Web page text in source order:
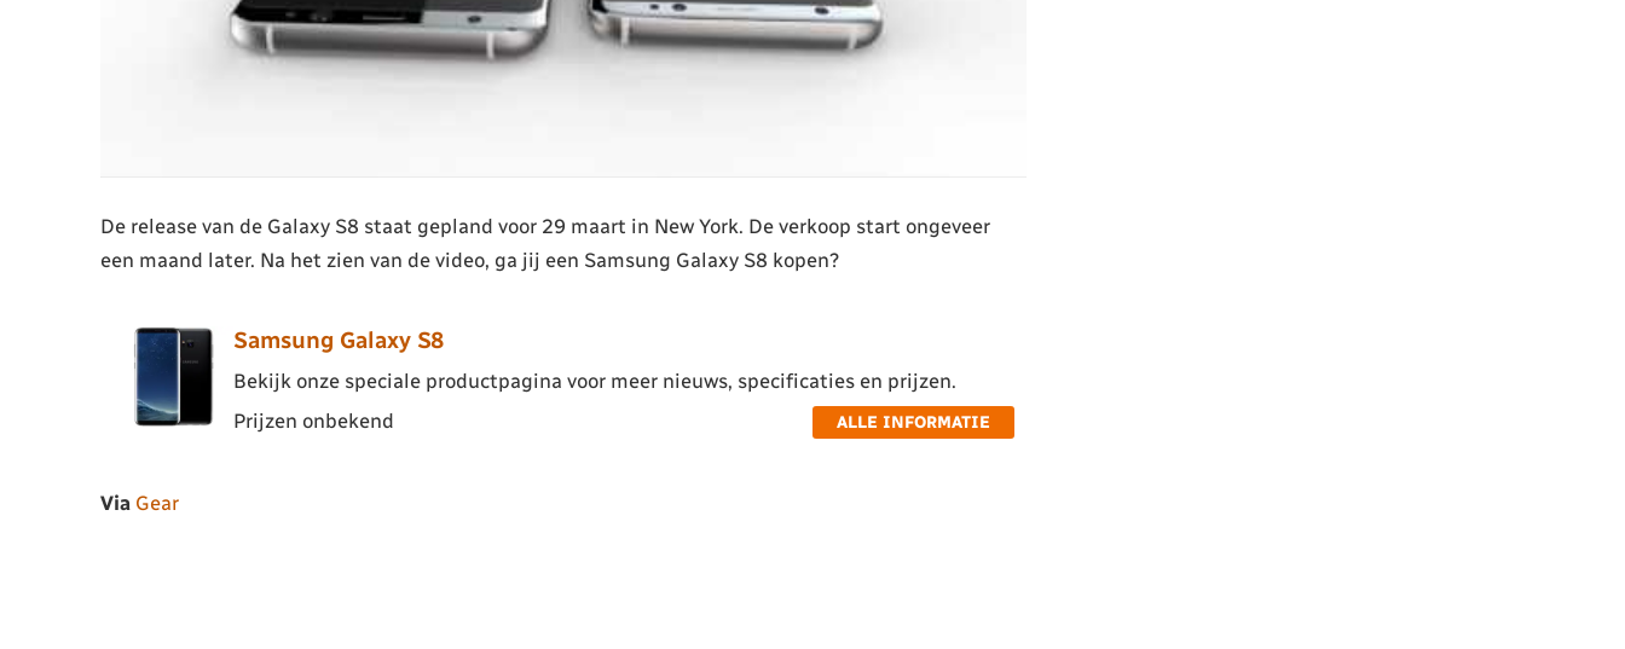
De release van de Galaxy S8 staat gepland voor 29 maart in New York. De verkoop start ongeveer
een maand later. Na het zien van de video, ga jij een Samsung Galaxy S8 kopen?
Samsung Galaxy S8
Bekijk onze speciale productpagina voor meer nieuws, specificaties en prijzen.
Prijzen onbekend
ALLE INFORMATIE
Via Gear